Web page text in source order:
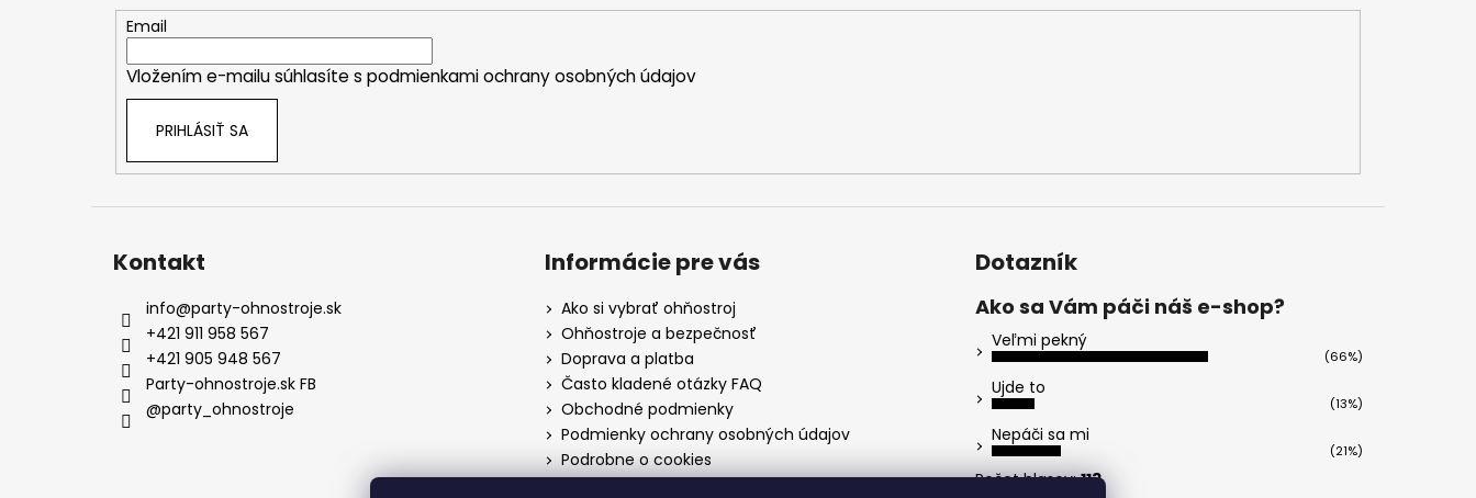
Email
Vložením e-mailu súhlasíte s podmienkami ochrany osobných údajov
PRIHLÁSIŤ SA
Kontakt
info@party-ohnostroje.sk
+421 911 958 567
+421 905 948 567
Party-ohnostroje.sk FB
@party_ohnostroje
Informácie pre vás
Ako si vybrať ohňostroj
Ohňostroje a bezpečnosť
Doprava a platba
Často kladené otázky FAQ
Obchodné podmienky
Podmienky ochrany osobných údajov
Podrobne o cookies
Dotazník
Ako sa Vám páči náš e-shop?
Veľmi pekný
(66%)
Ujde to
(13%)
Nepáči sa mi
(21%)
Počet hlasov:113